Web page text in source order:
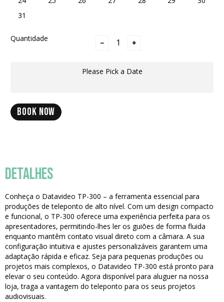
31
Quantidade
− +
Please Pick a Date
BOOK NOW
DETALHES
Conheça o Datavideo TP-300 – a ferramenta essencial para
produções de teleponto de alto nível. Com um design compacto
e funcional, o TP-300 oferece uma experiência perfeita para os
apresentadores, permitindo-lhes ler os guiões de forma fluida
enquanto mantêm contato visual direto com a câmara. A sua
configuração intuitiva e ajustes personalizáveis garantem uma
adaptação rápida e eficaz. Seja para pequenas produções ou
projetos mais complexos, o Datavideo TP-300 está pronto para
elevar o seu conteúdo. Agora disponível para aluguer na nossa
loja, traga a vantagem do teleponto para os seus projetos
audiovisuais.